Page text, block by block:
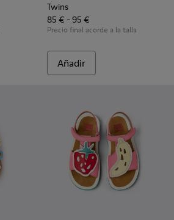
Twins
85 € - 95 €
Precio final acorde a la talla
Añadir